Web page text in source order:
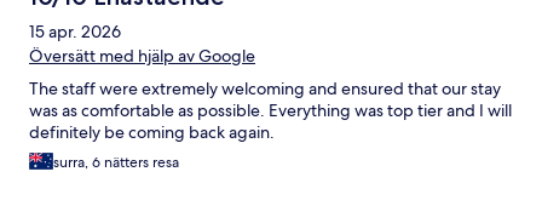
15 apr. 2026
Översätt med hjälp av Google
The staff were extremely welcoming and ensured that our stay
was as comfortable as possible. Everything was top tier and I will
definitely be coming back again.
surra, 6 nätters resa